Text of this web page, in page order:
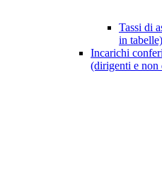
Tassi di
in tabelle)
Incarichi
(dirigenti e non